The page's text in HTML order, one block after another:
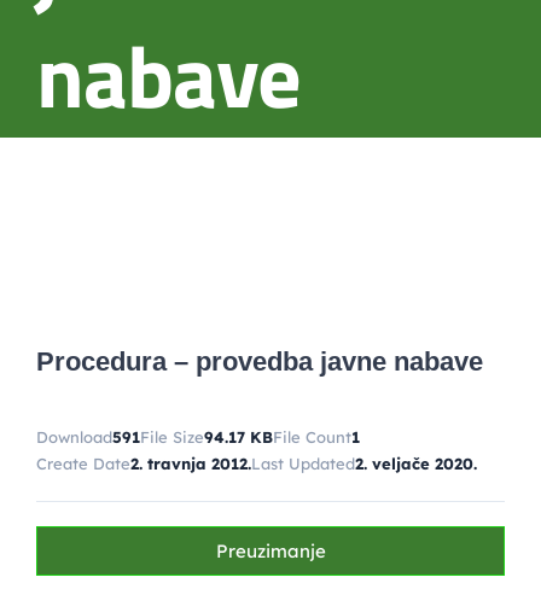
nabave
Procedura – provedba javne nabave
Download591File Size94.17 KBFile Count1
Create Date2. travnja 2012.Last Updated2. veljače 2020.
Preuzimanje